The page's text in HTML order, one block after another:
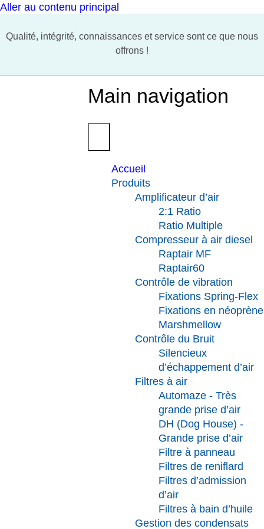
Aller au contenu principal
Qualité, intégrité, connaissances et service sont ce que nous
offrons !
Main navigation
Accueil
Produits
Amplificateur d’air
2:1 Ratio
Ratio Multiple
Compresseur à air diesel
Raptair MF
Raptair60
Contrôle de vibration
Fixations Spring-Flex
Fixations en néoprène
Marshmellow
Contrôle du Bruit
Silencieux
d’échappement d’air
Filtres à air
Automaze - Très
grande prise d’air
DH (Dog House) -
Grande prise d’air
Filtre à panneau
Filtres de reniflard
Filtres d’admission
d’air
Filtres à bain d’huile
Gestion des condensats